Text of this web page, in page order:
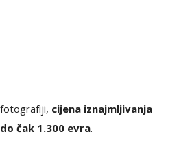
cijena iznajmljivanja
čak 1.300 evra.